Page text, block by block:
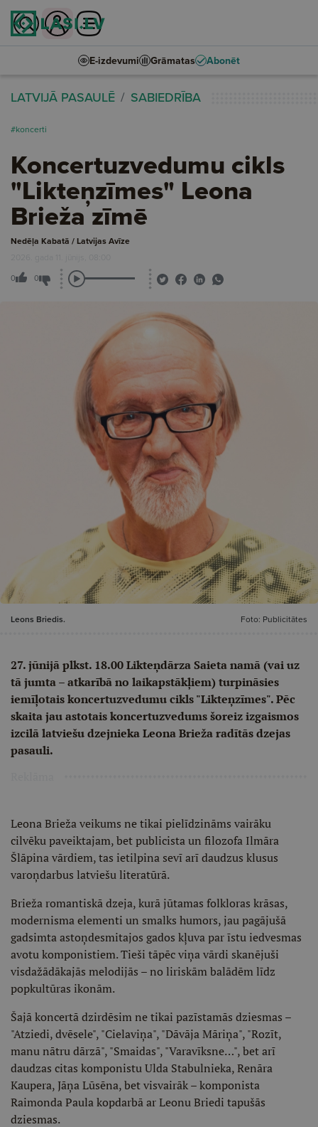
E-izdevumi Grāmatas Abonēt
LATVIJĀ PASAULĒ SABIEDRĪBA
#koncerti
Koncertuzvedumu cikls
"Likteņzīmes" Leona
Brieža zīmē
Nedēļa Kabatā / Latvijas Avīze
2026. gada 11. jūnijs, 08:00
0 0
Leons Briedis. Foto: Publicitātes
27. jūnijā plkst. 18.00 Likteņdārza Saieta namā (vai uz
tā jumta – atkarībā no laikapstākļiem) turpināsies
iemīļotais koncertuzvedumu cikls "Likteņzīmes". Pēc
skaita jau astotais koncertuzvedums šoreiz izgaismos
izcilā latviešu dzejnieka Leona Brieža radītās dzejas
pasauli.
Leona Brieža veikums ne tikai pielīdzināms vairāku
cilvēku paveiktajam, bet publicista un filozofa Ilmāra
Šlāpina vārdiem, tas ietilpina sevī arī daudzus klusus
varoņdarbus latviešu literatūrā.
Brieža romantiskā dzeja, kurā jūtamas folkloras krāsas,
modernisma elementi un smalks humors, jau pagājušā
gadsimta astoņdesmitajos gados kļuva par īstu iedvesmas
avotu komponistiem. Tieši tāpēc viņa vārdi skanējuši
visdažādākajās melodijās – no liriskām balādēm līdz
popkultūras ikonām.
Šajā koncertā dzirdēsim ne tikai pazīstamās dziesmas –
"Atziedi, dvēsele", "Cielaviņa", "Dāvāja Māriņa", "Rozīt,
manu nātru dārzā", "Smaidas", "Varavīksne…", bet arī
daudzas citas komponistu Ulda Stabulnieka, Renāra
Kaupera, Jāņa Lūsēna, bet visvairāk – komponista
Raimonda Paula kopdarbā ar Leonu Briedi tapušās
dziesmas.